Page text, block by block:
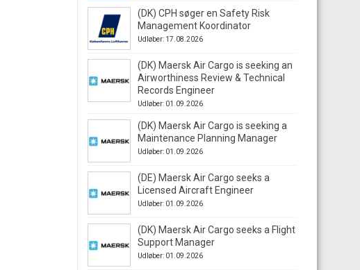
(DK) CPH søger en Safety Risk
Management Koordinator
Udløber: 17.08.2026
(DK) Maersk Air Cargo is seeking an
Airworthiness Review & Technical
Records Engineer
Udløber: 01.09.2026
(DK) Maersk Air Cargo is seeking a
Maintenance Planning Manager
Udløber: 01.09.2026
(DE) Maersk Air Cargo seeks a
Licensed Aircraft Engineer
Udløber: 01.09.2026
(DK) Maersk Air Cargo seeks a Flight
Support Manager
Udløber: 01.09.2026